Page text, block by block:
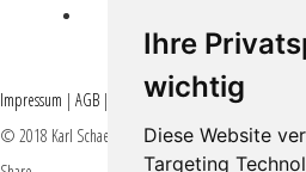
Ihre
wichtig
Diese Website
Targeting
Impressum | AGB |
Datenschutz
© 2018 Karl Schaefer - All rights reserved -